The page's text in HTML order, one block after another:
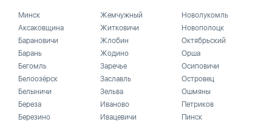
Минск
Аксаковщина
Барановичи
Барань
Бегомль
Белоозёрск
Белыничи
Береза
Березино
Жемчужный
Житковичи
Жлобин
Жодино
Заречье
Заславль
Зельва
Иваново
Ивацевичи
Новолукомль
Новополоцк
Октябрьский
Орша
Осиповичи
Островец
Ошмяны
Петриков
Пинск